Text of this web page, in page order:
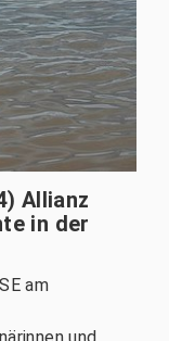
Allianz
in der
am